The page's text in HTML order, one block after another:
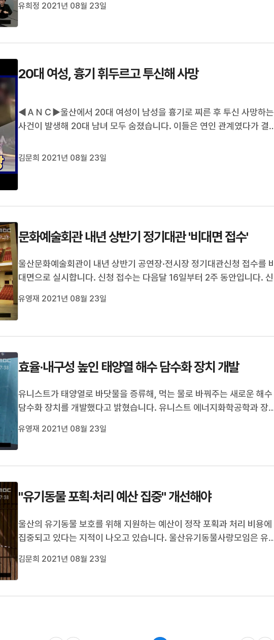
편 울산에서는 백신 접종을 마치고도 코로나19에 감염되는 '돌파감염' 사
유희정 2021년 08월 23일
20대 여성, 흉기 휘두르고 투신해 사망
◀ＡＮＣ▶울산에서 20대 여성이 남성을 흉기로 찌른 후 투신 사망하는
사건이 발생해 20대 남녀 모두 숨졌습니다. 이들은 연인 관계였다가 결
니다. ◀ＥＮＤ▶ ◀ＶＣＲ▶울산 대학가의 한 모텔 앞.구급차와 경찰차
김문희 2021년 08월 23일
문화예술회관 내년 상반기 정기대관 '비대면 접수'
울산문화예술회관이 내년 상반기 공연장·전시장 정기대관신청 접수를 비
대면으로 실시합니다. 신청 접수는 다음달 16일부터 2주 동안입니다. 신
일로 보내면 됩니다. //
유영재 2021년 08월 23일
효율·내구성 높인 태양열 해수 담수화 장치 개발
유니스트가 태양열로 바닷물을 증류해, 먹는 물로 바꿔주는 새로운 해수
담수화 장치를 개발했다고 밝혔습니다. 유니스트 에너지화학공학과 장
기 증발 장치를 개발해, 담수의 양이 기존보다 10% 정도 증가하고 장치
유영재 2021년 08월 23일
"유기동물 포획·처리 예산 집중" 개선해야
울산의 유기동물 보호를 위해 지원하는 예산이 정작 포획과 처리 비용에
집중되고 있다는 지적이 나오고 있습니다. 울산유기동물사랑모임은 유
동물 포획을 위한 차량과 폐사체 처리를 위한 냉동창고 구입 등 사설보호
김문희 2021년 08월 23일